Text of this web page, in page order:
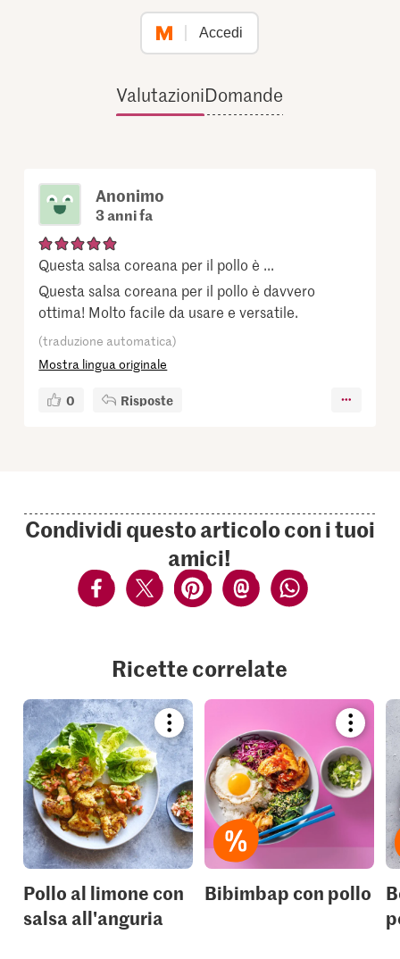
Accedi
ValutazioniDomande
Anonimo
3 anni fa
Questa salsa coreana per il pollo è ...
Questa salsa coreana per il pollo è davvero
ottima! Molto facile da usare e versatile.
(traduzione automatica)
Mostra lingua originale
0 Risposte
Condividi questo articolo con i tuoi
amici!
Ricette correlate
Bookmark
recipe
or
add
it
to
your
collections.
Pollo al limone con
salsa all'anguria
recipe
or
add
it
to
Bibimbap con pollo